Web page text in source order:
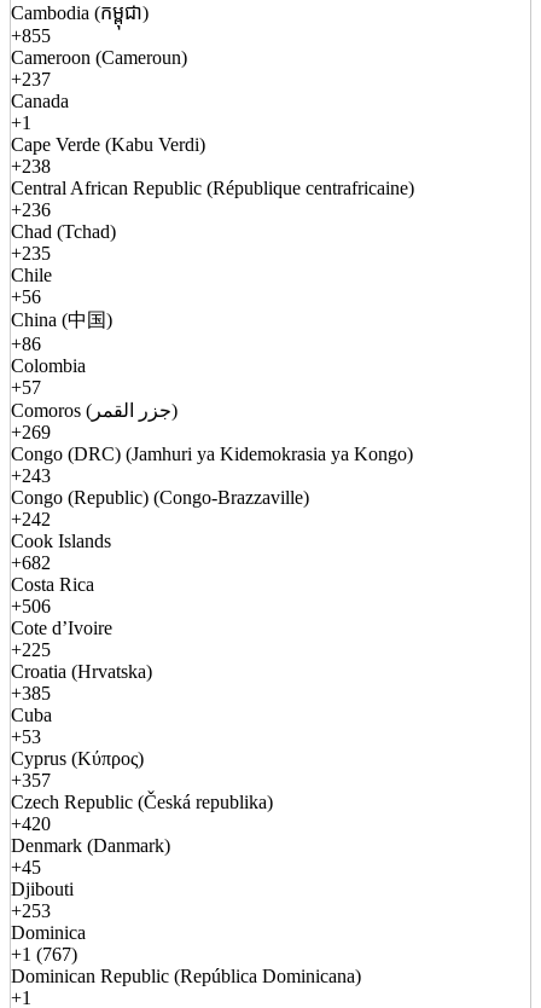
Cambodia (កម្ពុជា)
+855
Cameroon (Cameroun)
+237
Canada
+1
Cape Verde (Kabu Verdi)
+238
Central African Republic (République centrafricaine)
+236
Chad (Tchad)
+235
Chile
+56
China (中国)
+86
Colombia
+57
Comoros (جزر القمر)
+269
Congo (DRC) (Jamhuri ya Kidemokrasia ya Kongo)
+243
Congo (Republic) (Congo-Brazzaville)
+242
Cook Islands
+682
Costa Rica
+506
Cote d’Ivoire
+225
Croatia (Hrvatska)
+385
Cuba
+53
Cyprus (Κύπρος)
+357
Czech Republic (Česká republika)
+420
Denmark (Danmark)
+45
Djibouti
+253
Dominica
+1 (767)
Dominican Republic (República Dominicana)
+1